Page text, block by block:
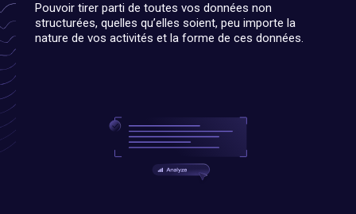
Pouvoir tirer parti de toutes vos données non
structurées, quelles qu’elles soient, peu importe la
nature de vos activités et la forme de ces données.